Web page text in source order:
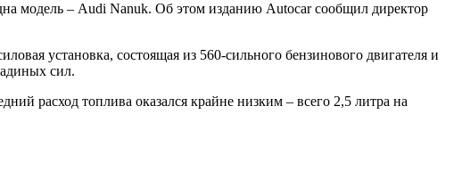
модель – Audi Nanuk. Об этом изданию Autocar сообщил директор
установка, состоящая из 560-сильного бензинового двигателя и
сил.
расход топлива оказался крайне низким – всего 2,5 литра на